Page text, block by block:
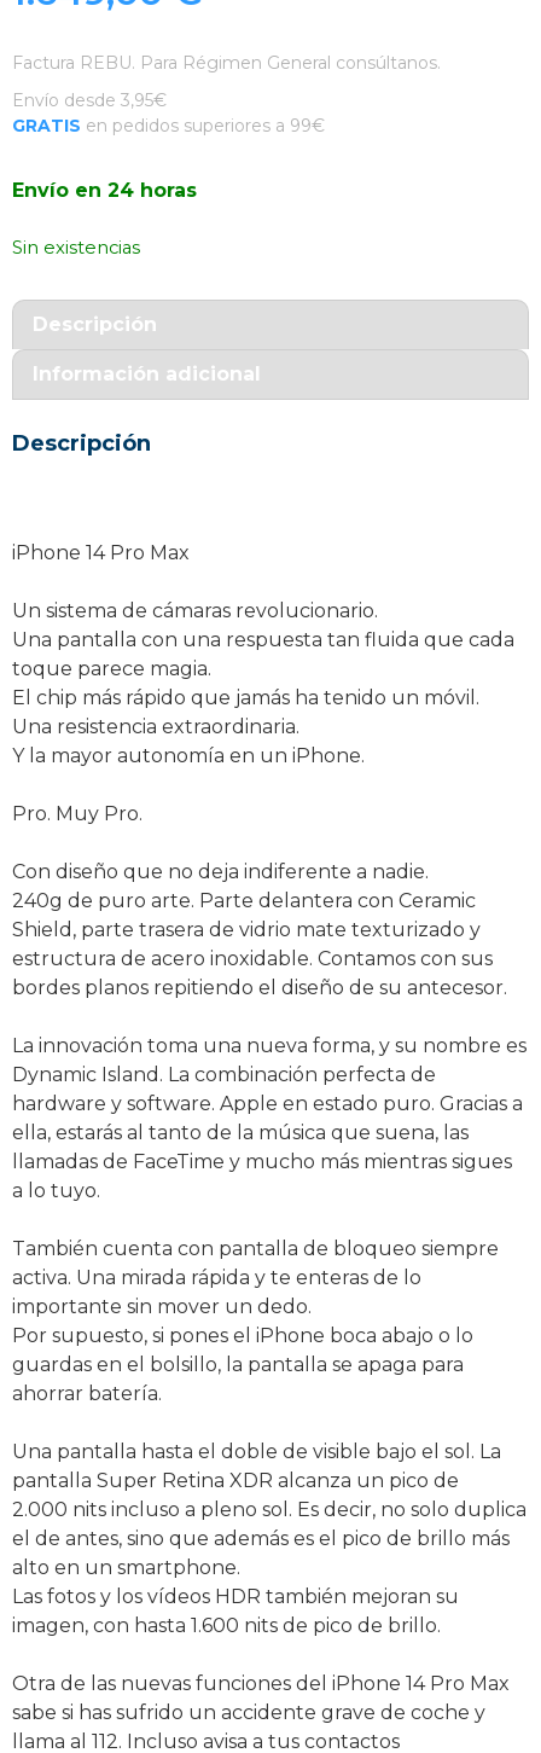
Factura REBU. Para Régimen General consúltanos.
Envío desde 3,95€
GRATIS en pedidos superiores a 99€
Envío en 24 horas
Sin existencias
Descripción
Información adicional
Descripción
iPhone 14 Pro Max
Un sistema de cámaras revolucionario.
Una pantalla con una respuesta tan fluida que cada
toque parece magia.
El chip más rápido que jamás ha tenido un móvil.
Una resistencia extraordinaria.
Y la mayor autonomía en un iPhone.
Pro. Muy Pro.
Con diseño que no deja indiferente a nadie.
240g de puro arte. Parte delantera con Ceramic
Shield, parte trasera de vidrio mate texturizado y
estructura de acero inoxidable. Contamos con sus
bordes planos repitiendo el diseño de su antecesor.
La innovación toma una nueva forma, y su nombre es
Dynamic Island. La combinación perfecta de
hardware y software. Apple en estado puro. Gracias a
ella, estarás al tanto de la música que suena, las
llamadas de FaceTime y mucho más mientras sigues
a lo tuyo.
También cuenta con pantalla de bloqueo siempre
activa. Una mirada rápida y te enteras de lo
importante sin mover un dedo.
Por supuesto, si pones el iPhone boca abajo o lo
guardas en el bolsillo, la pantalla se apaga para
ahorrar batería.
Una pantalla hasta el doble de visible bajo el sol. La
pantalla Super Retina XDR alcanza un pico de
2.000 nits incluso a pleno sol. Es decir, no solo duplica
el de antes, sino que además es el pico de brillo más
alto en un smartphone.
Las fotos y los vídeos HDR también mejoran su
imagen, con hasta 1.600 nits de pico de brillo.
Otra de las nuevas funciones del iPhone 14 Pro Max
sabe si has sufrido un accidente grave de coche y
llama al 112. Incluso avisa a tus contactos